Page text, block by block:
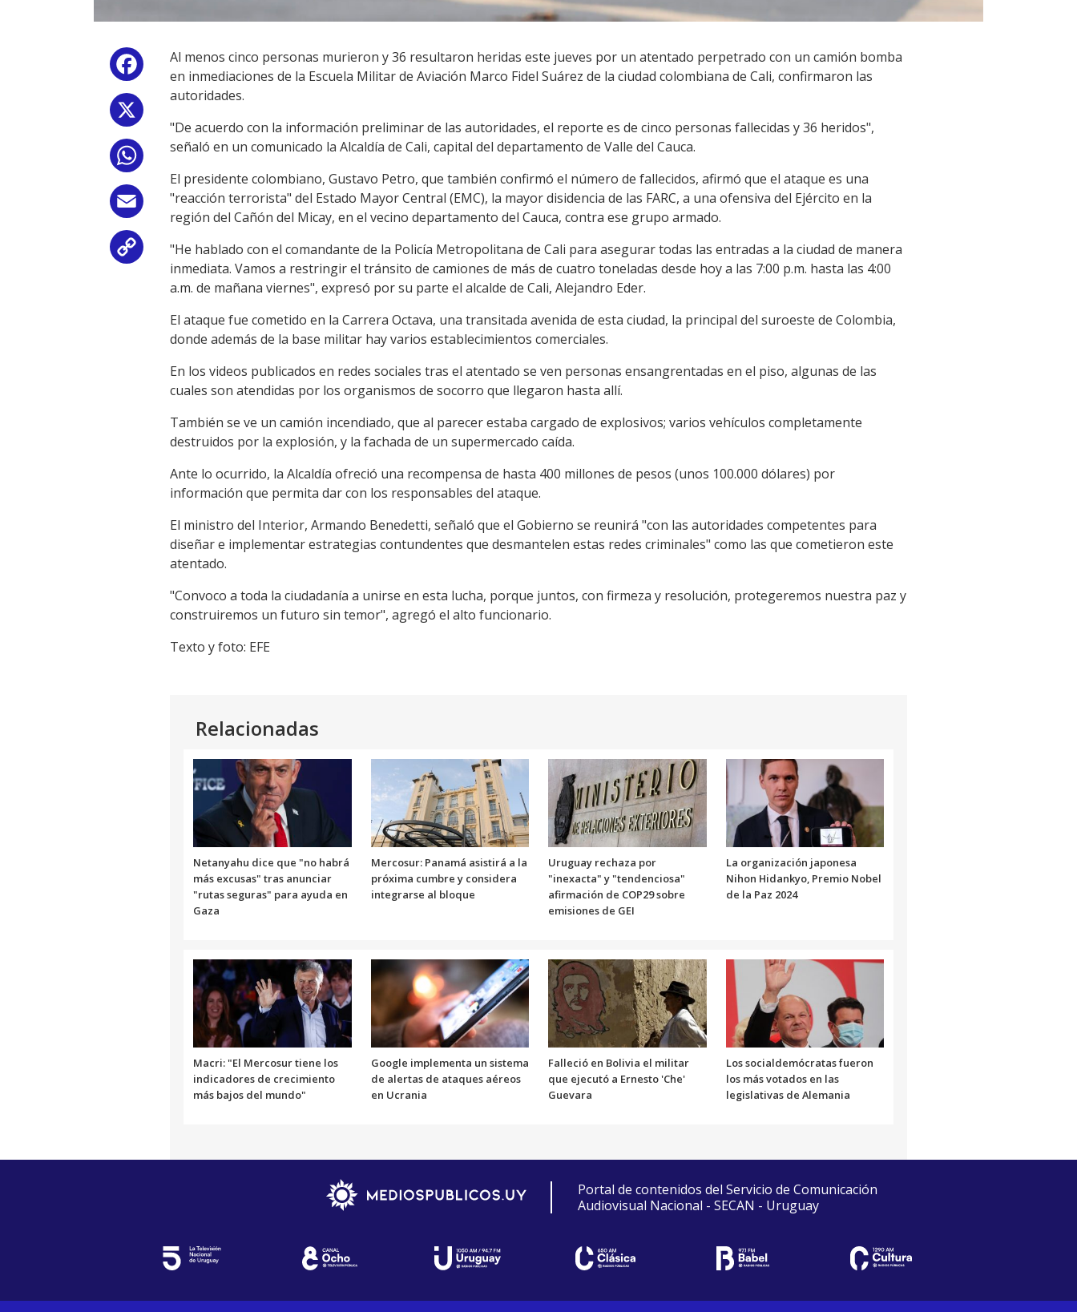
Facebook
Email
Copy
Link
Al menos cinco personas murieron y 36 resultaron heridas este jueves por un atentado perpetrado con un camión bomba
en inmediaciones de la Escuela Militar de Aviación Marco Fidel Suárez de la ciudad colombiana de Cali, confirmaron las
autoridades.
"De acuerdo con la información preliminar de las autoridades, el reporte es de cinco personas fallecidas y 36 heridos",
señaló en un comunicado la Alcaldía de Cali, capital del departamento de Valle del Cauca.
El presidente colombiano, Gustavo Petro, que también confirmó el número de fallecidos, afirmó que el ataque es una
"reacción terrorista" del Estado Mayor Central (EMC), la mayor disidencia de las FARC, a una ofensiva del Ejército en la
región del Cañón del Micay, en el vecino departamento del Cauca, contra ese grupo armado.
"He hablado con el comandante de la Policía Metropolitana de Cali para asegurar todas las entradas a la ciudad de manera
inmediata. Vamos a restringir el tránsito de camiones de más de cuatro toneladas desde hoy a las 7:00 p.m. hasta las 4:00
a.m. de mañana viernes", expresó por su parte el alcalde de Cali, Alejandro Eder.
El ataque fue cometido en la Carrera Octava, una transitada avenida de esta ciudad, la principal del suroeste de Colombia,
donde además de la base militar hay varios establecimientos comerciales.
En los videos publicados en redes sociales tras el atentado se ven personas ensangrentadas en el piso, algunas de las
cuales son atendidas por los organismos de socorro que llegaron hasta allí.
También se ve un camión incendiado, que al parecer estaba cargado de explosivos; varios vehículos completamente
destruidos por la explosión, y la fachada de un supermercado caída.
Ante lo ocurrido, la Alcaldía ofreció una recompensa de hasta 400 millones de pesos (unos 100.000 dólares) por
información que permita dar con los responsables del ataque.
El ministro del Interior, Armando Benedetti, señaló que el Gobierno se reunirá "con las autoridades competentes para
diseñar e implementar estrategias contundentes que desmantelen estas redes criminales" como las que cometieron este
atentado.
"Convoco a toda la ciudadanía a unirse en esta lucha, porque juntos, con firmeza y resolución, protegeremos nuestra paz y
construiremos un futuro sin temor", agregó el alto funcionario.
Texto y foto: EFE
Relacionadas
Netanyahu dice que "no habrá
más excusas" tras anunciar
"rutas seguras" para ayuda en
Gaza
Mercosur: Panamá asistirá a la
próxima cumbre y considera
integrarse al bloque
Uruguay rechaza por
"inexacta" y "tendenciosa"
afirmación de COP29 sobre
emisiones de GEI
La organización japonesa
Nihon Hidankyo, Premio Nobel
de la Paz 2024
Macri: "El Mercosur tiene los
indicadores de crecimiento
más bajos del mundo"
Google implementa un sistema
de alertas de ataques aéreos
en Ucrania
Falleció en Bolivia el militar
que ejecutó a Ernesto 'Che'
Guevara
Los socialdemócratas fueron
los más votados en las
legislativas de Alemania
Portal de contenidos del Servicio de Comunicación
Audiovisual Nacional - SECAN - Uruguay